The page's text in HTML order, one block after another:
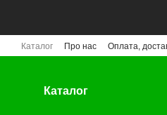
Каталог Про нас Оплата,
Каталог